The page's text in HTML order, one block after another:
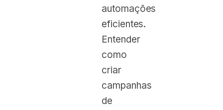
automações
eficientes.
Entender
como
criar
campanhas
de